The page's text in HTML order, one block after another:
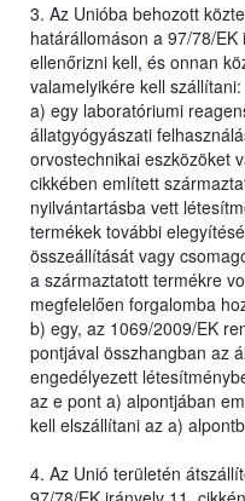
3. Az Unióba behozott
határállomáson a 97/78/
ellenőrizni kell, és onnan
valamelyikére kell szállítani:
a) egy laboratóriumi
állatgyógyászati
orvostechnikai eszközöket
cikkében említett
nyilvántartásba vett
termékek további
összeállítását vagy
a származtatott termékre
megfelelően forgalomba
b) egy, az 1069/2009/EK
pontjával összhangban az
engedélyezett
az e pont a) alpontjában
kell elszállítani az a)
4. Az Unió területén